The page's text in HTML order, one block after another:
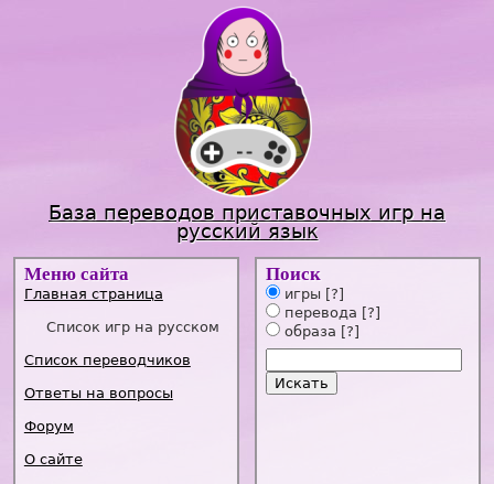
Jump to navigation
База переводов приставочных игр на
русский язык
Меню сайта
Главная страница
Список игр на русском
Список переводчиков
Ответы на вопросы
Форум
О сайте
Поиск
игры [?]
перевода [?]
образа [?]